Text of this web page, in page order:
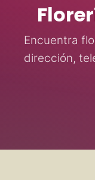
Contacto
Encuentra
dirección,